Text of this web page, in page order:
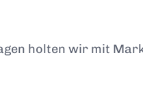
holten wir mit